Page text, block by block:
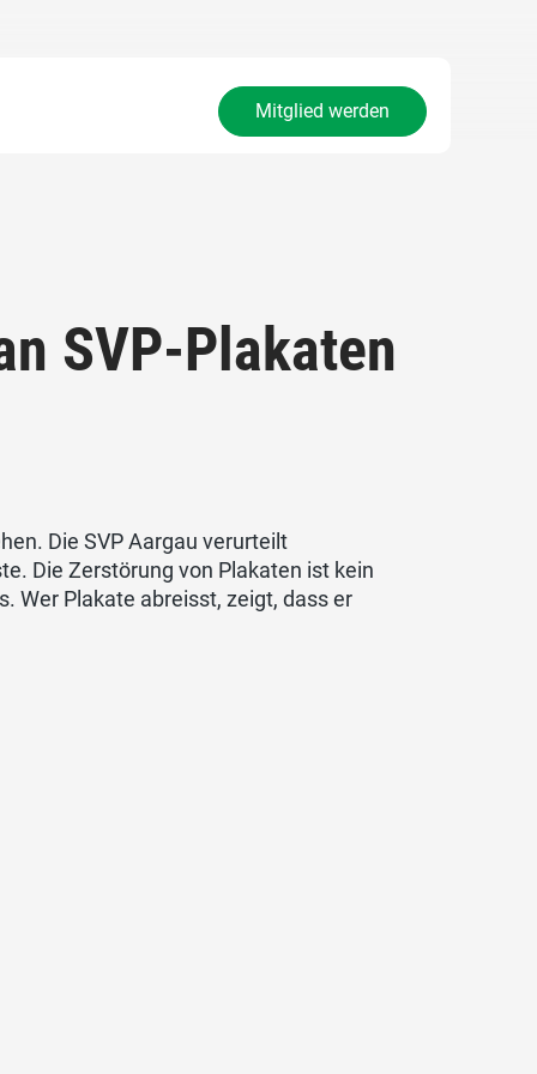
Mitglied werden
SVP-Plakaten
Die SVP Aargau verurteilt
Die Zerstörung von Plakaten ist kein
Wer Plakate abreisst, zeigt, dass er